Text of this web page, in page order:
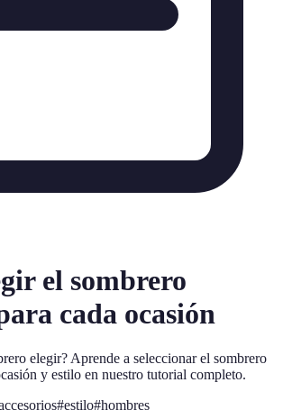
el sombrero
cada ocasión
elegir? Aprende a seleccionar el sombrero
y estilo en nuestro tutorial completo.
#estilo#hombres